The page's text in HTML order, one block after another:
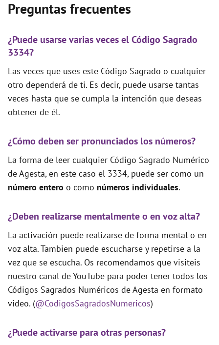
Preguntas frecuentes
¿Puede usarse varias veces el Código Sagrado
3334?
Las veces que uses este Código Sagrado o cualquier
otro dependerá de ti. Es decir, puede usarse tantas
veces hasta que se cumpla la intención que deseas
obtener de él.
¿Cómo deben ser pronunciados los números?
La forma de leer cualquier Código Sagrado Numérico
de Agesta, en este caso el 3334, puede ser como un
número entero o como números individuales.
¿Deben realizarse mentalmente o en voz alta?
La activación puede realizarse de forma mental o en
voz alta. Tambien puede escucharse y repetirse a la
vez que se escucha. Os recomendamos que visiteis
nuestro canal de YouTube para poder tener todos los
Códigos Sagrados Numéricos de Agesta en formato
video. (@CodigosSagradosNumericos)
¿Puede activarse para otras personas?